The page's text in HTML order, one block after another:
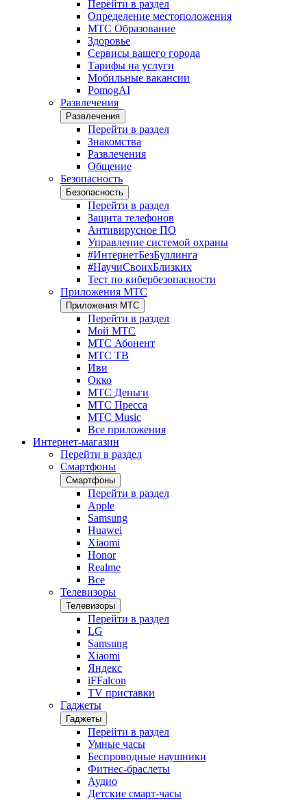
Перейти в раздел
Определение местоположения
МТС Образование
Здоровье
Сервисы вашего города
Тарифы на услуги
Мобильные вакансии
PomogAI
Развлечения
Развлечения
Перейти в раздел
Знакомства
Развлечения
Общение
Безопасность
Безопасность
Перейти в раздел
Защита телефонов
Антивирусное ПО
Управление системой охраны
#ИнтернетБезБуллинга
#НаучиСвоихБлизких
Тест по кибербезопасности
Приложения МТС
Приложения МТС
Перейти в раздел
Мой МТС
МТС Абонент
МТС ТВ
Иви
Окко
МТС Деньги
МТС Пресса
МТС Music
Все приложения
Интернет-магазин
Перейти в раздел
Смартфоны
Смартфоны
Перейти в раздел
Apple
Samsung
Huawei
Xiaomi
Honor
Realme
Все
Телевизоры
Телевизоры
Перейти в раздел
LG
Samsung
Xiaomi
Яндекс
iFFalcon
TV приставки
Гаджеты
Гаджеты
Перейти в раздел
Умные часы
Беспроводные наушники
Фитнес-браслеты
Аудио
Детские смарт-часы